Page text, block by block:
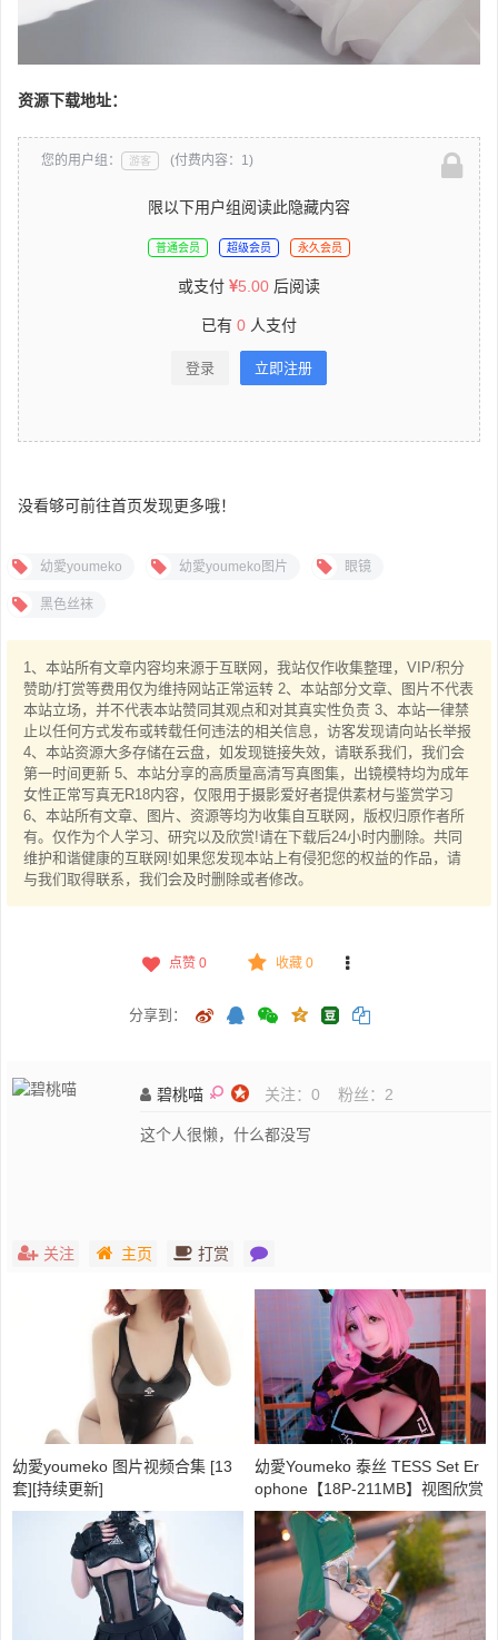
资源下载地址：
您的用户组： 游客 (付费内容：1)
限以下用户组阅读此隐藏内容
普通会员 超级会员 永久会员
或支付 5.00 后阅读
已有 0 人支付
登录 立即注册
没看够可前往首页发现更多哦！
幼愛youmeko 幼愛youmeko图片 眼镜
黑色丝袜
1、本站所有文章内容均来源于互联网，我站仅作收集整理，VIP/积分
赞助/打赏等费用仅为维持网站正常运转 2、本站部分文章、图片不代表
本站立场，并不代表本站赞同其观点和对其真实性负责 3、本站一律禁
止以任何方式发布或转载任何违法的相关信息，访客发现请向站长举报
4、本站资源大多存储在云盘，如发现链接失效，请联系我们，我们会
第一时间更新 5、本站分享的高质量高清写真图集，出镜模特均为成年
女性正常写真无R18内容，仅限用于摄影爱好者提供素材与鉴赏学习
6、本站所有文章、图片、资源等均为收集自互联网，版权归原作者所
有。仅作为个人学习、研究以及欣赏!请在下载后24小时内删除。共同
维护和谐健康的互联网!如果您发现本站上有侵犯您的权益的作品，请
与我们取得联系，我们会及时删除或者修改。
点赞 0 收藏 0
分享到：
碧桃喵 关注： 0 粉丝： 2
这个人很懒，什么都没写
关注 主页 打赏
幼愛youmeko 图片视频合集 [13
套][持续更新]
幼愛Youmeko 泰丝 TESS Set Er
ophone【18P-211MB】视图欣赏